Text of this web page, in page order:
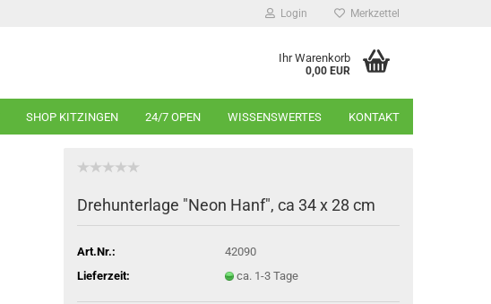
Login Merkzettel
Ihr Warenkorb
0,00 EUR
SHOP KITZINGEN 24/7 OPEN WISSENSWERTES KONTAKT
Drehunterlage "Neon Hanf", ca 34 x 28 cm
Art.Nr.:
42090
Lieferzeit:
ca. 1-3 Tage